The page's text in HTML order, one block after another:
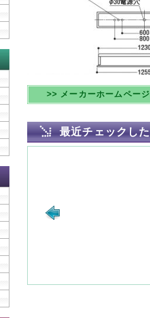
>> メーカーホームペー
最近チェックし